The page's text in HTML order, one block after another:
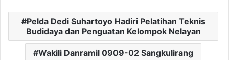
Pelda Dedi Suhartoyo Hadiri Pelatihan Teknis
Budidaya dan Penguatan Kelompok Nelayan
Wakili Danramil 0909-02 Sangkulirang